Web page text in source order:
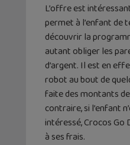
L’offre est
permet à l’enfant de
découvrir la
autant obliger les
d’argent. Il est en
robot au bout de
faite des montants
contraire, si l’enfant
intéressé, Crocos Go
à ses frais.